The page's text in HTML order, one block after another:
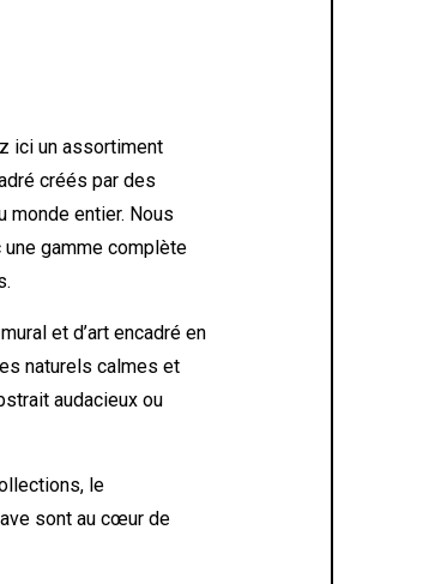
ici un assortiment
créés par des
entier. Nous
gamme complète
et d’art encadré en
naturels calmes et
audacieux ou
le
sont au cœur de